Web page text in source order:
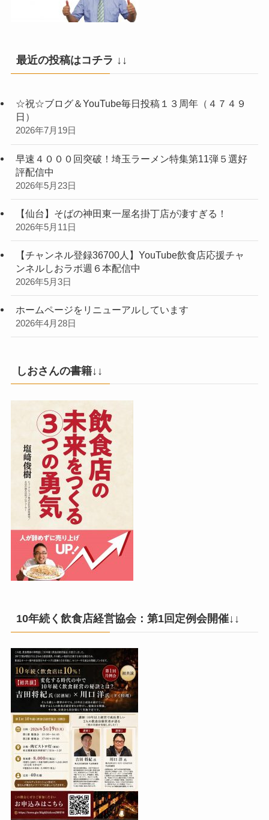
最近の投稿はコチラ ↓↓
☆祝☆ブログ＆YouTube毎日投稿１３周年（４７４９
日）
2026年7月19日
早速４０００回突破！埼玉ラーメン特集第11弾５選好
評配信中
2026年5月23日
【仙台】そばの神田東一屋名掛丁店が凄すぎる！
2026年5月11日
【チャンネル登録36700人】YouTube飲食店応援チャ
ンネルしおラボ週６本配信中
2026年5月3日
ホームページをリニューアルしています
2026年4月28日
しおさんの書籍↓↓
10年続く飲食店経営協会：第1回定例会開催↓↓